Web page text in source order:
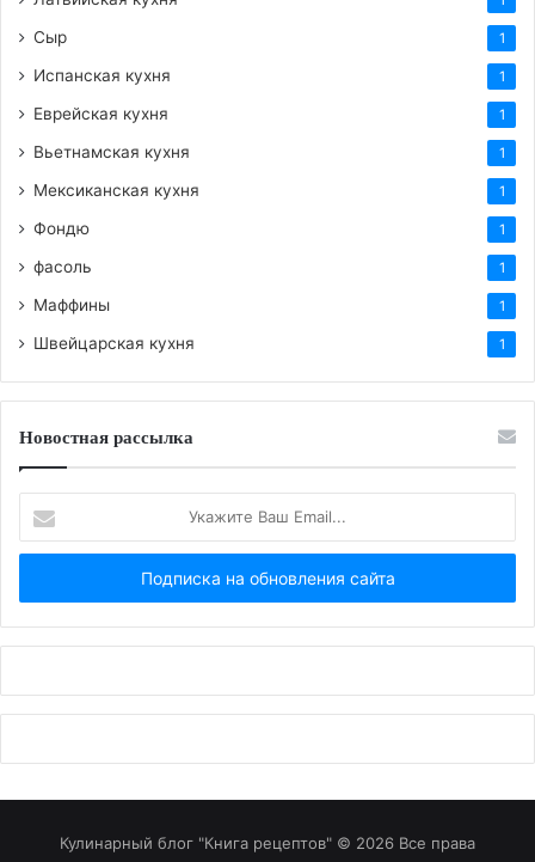
Сыр 1
Испанская кухня 1
Еврейская кухня 1
Вьетнамская кухня 1
Мексиканская кухня 1
Фондю 1
фасоль 1
Маффины 1
Швейцарская кухня 1
Новостная рассылка
Ваш
Email...
Кулинарный блог "Книга рецептов" © 2026 Все права